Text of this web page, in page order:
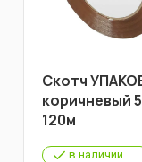
Скотч
коричневый
120м
в наличии